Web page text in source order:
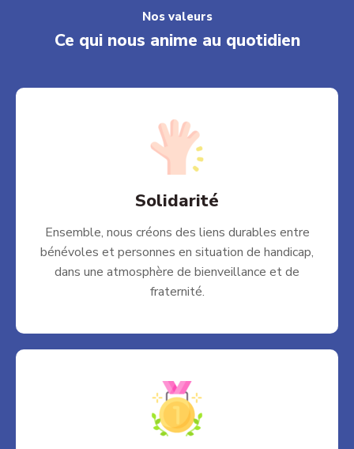
Nos valeurs
Ce qui nous anime au quotidien
Solidarité
Ensemble, nous créons des liens durables entre
bénévoles et personnes en situation de handicap,
dans une atmosphère de bienveillance et de
fraternité.